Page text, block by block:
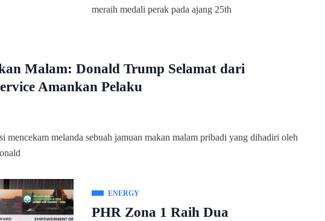
meraih medali perak pada ajang 25th
Malam: Donald Trump Selamat dari
Amankan Pelaku
melanda sebuah jamuan makan malam pribadi yang dihadiri oleh
ENERGY
PHR Zona 1 Raih Dua